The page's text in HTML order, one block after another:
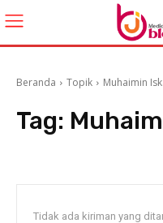
Beranda Topik Muhaimin
Tag:
Tidak ada kiriman yang